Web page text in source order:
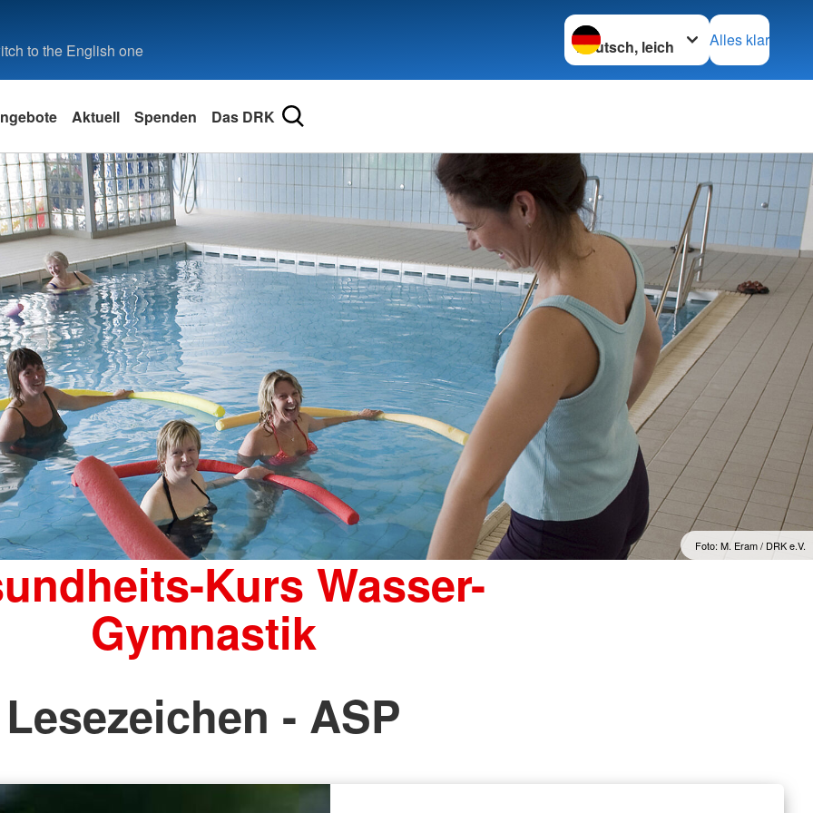
to the English one
Sprache wechseln zu
Alles klar
Aktuell Spenden Das DRK
Foto: M. Eram / DRK e.V.
Kurs Wasser-
Gymnastik
Lesezeichen - ASP